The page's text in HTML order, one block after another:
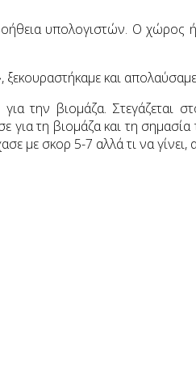
υπολογιστών. Ο χώρος
και
την βιομάζα. Στεγάζεται
τη βιομάζα και τη σημασία
με σκορ 5-7 αλλά τι να γίνει,